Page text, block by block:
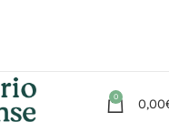
0 0,00